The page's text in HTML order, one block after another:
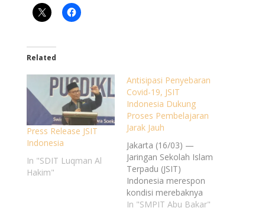
Related
Press Release JSIT
Indonesia
In "SDIT Luqman Al
Hakim"
Antisipasi Penyebaran
Covid-19, JSIT
Indonesia Dukung
Proses Pembelajaran
Jarak Jauh
Jakarta (16/03) —
Jaringan Sekolah Islam
Terpadu (JSIT)
Indonesia merespon
kondisi merebaknya
virus Corona atau
In "SMPIT Abu Bakar"